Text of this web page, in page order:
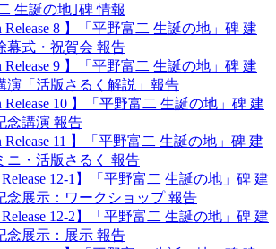
生誕の地｣碑 情報
Release 8 】「平野富二 生誕の地」碑 建
式・祝賀会 報告
Release 9 】「平野富二 生誕の地」碑 建
「活版さるく解説」報告
Release 10 】「平野富二 生誕の地」碑 建
講演 報告
Release 11 】「平野富二 生誕の地」碑 建
・活版さるく 報告
Release 12-1】「平野富二 生誕の地」碑 建
展示：ワークショップ 報告
Release 12-2】「平野富二 生誕の地」碑 建
展示：展示 報告